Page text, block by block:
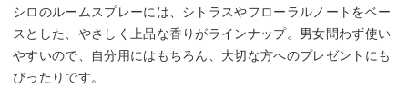
シロのルームスプレーには、シトラスやフローラルノートをベー
スとした、やさしく上品な香りがラインナップ。男女問わず使い
やすいので、自分用にはもちろん、大切な方へのプレゼントにも
ぴったりです。